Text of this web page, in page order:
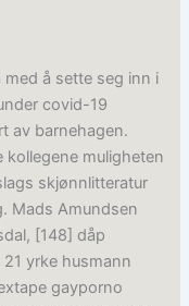
å sette seg inn i
covid-19
av barnehagen.
muligheten
skjønnlitteratur
Mads Amundsen
[148] dåp
yrke husmann
gayporno